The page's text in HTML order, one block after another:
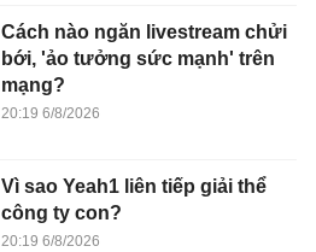
Cách nào ngăn livestream chửi
bới, 'ảo tưởng sức mạnh' trên
mạng?
20:19 6/8/2026
Vì sao Yeah1 liên tiếp giải thể
công ty con?
20:19 6/8/2026